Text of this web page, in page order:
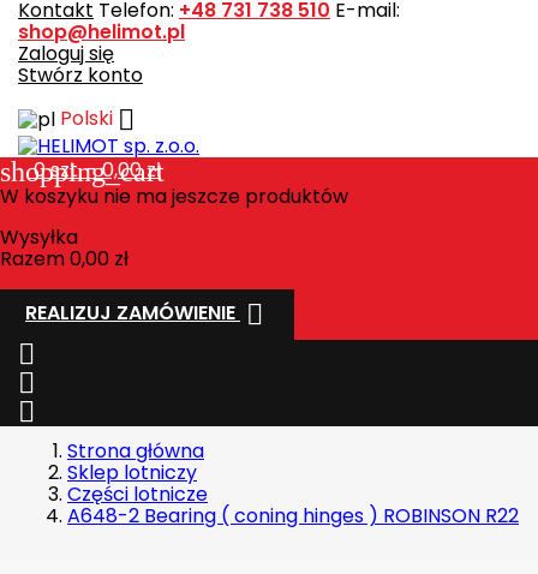
Kontakt Telefon: +48 731 738 510 E-mail:
shop@helimot.pl
Zaloguj się
Stwórz konto
Polski 
shopping_cart
0szt. - 0,00 zł
W koszyku nie ma jeszcze produktów
Wysyłka
Razem0,00 zł
REALIZUJ ZAMÓWIENIE 



Strona główna
Sklep lotniczy
Części lotnicze
A648-2 Bearing ( coning hinges ) ROBINSON R22